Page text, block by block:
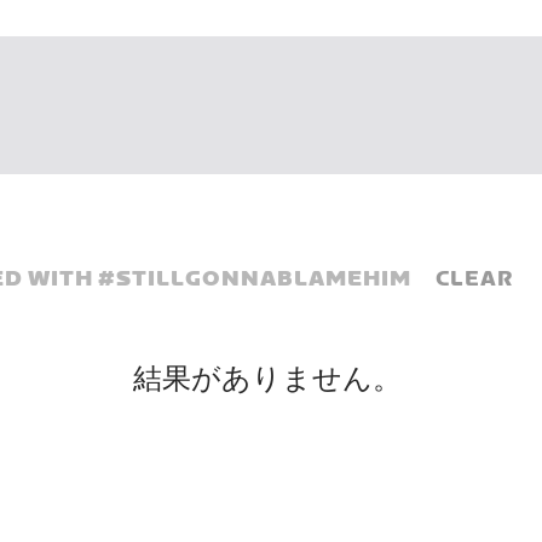
WITH #STILLGONNABLAMEHIM CLEAR
結果がありません。